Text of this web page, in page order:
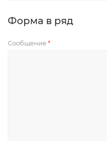
Форма в ряд
Сообщение *